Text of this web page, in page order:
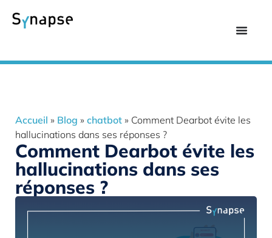
Accueil » Blog » chatbot » Comment Dearbot évite les
hallucinations dans ses réponses ?
Comment Dearbot évite les
hallucinations dans ses
réponses ?